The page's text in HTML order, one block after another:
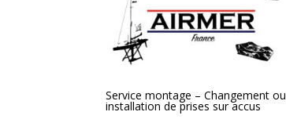
Service montage – Changement ou
installation de prises sur accus